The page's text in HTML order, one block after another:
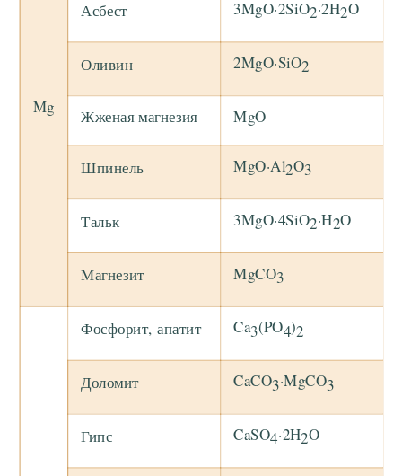
Mg
Асбест 3MgO·2SiO2·2H2O
Оливин 2MgO·SiO2
Жженая магнезия MgO
Шпинель MgO·Al2O3
Тальк 3MgO·4SiO2·H2O
Магнезит MgCO3
Фосфорит, апатит Ca3(PO4)2
Доломит CaCO3·MgCO3
Гипс CaSO4·2H2O